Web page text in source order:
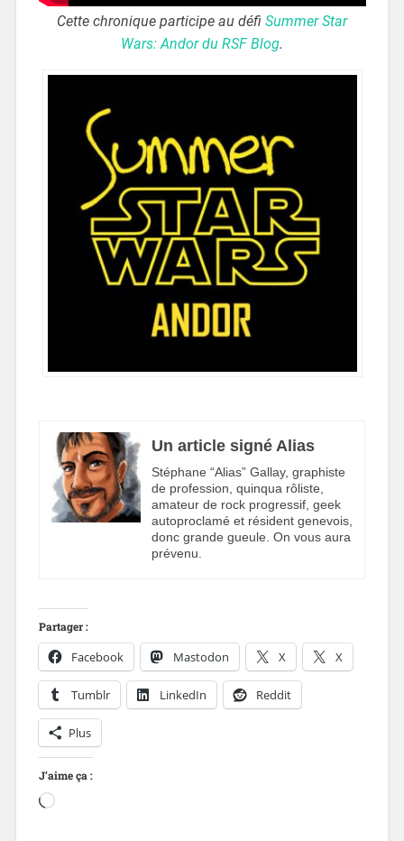
Cette chronique participe au défi Summer Star
Wars: Andor du RSF Blog.
Un article signé Alias
Stéphane “Alias” Gallay, graphiste
de profession, quinqua rôliste,
amateur de rock progressif, geek
autoproclamé et résident genevois,
donc grande gueule. On vous aura
prévenu.
Partager :
Facebook Mastodon X X
Tumblr LinkedIn Reddit
Plus
J’aime ça :